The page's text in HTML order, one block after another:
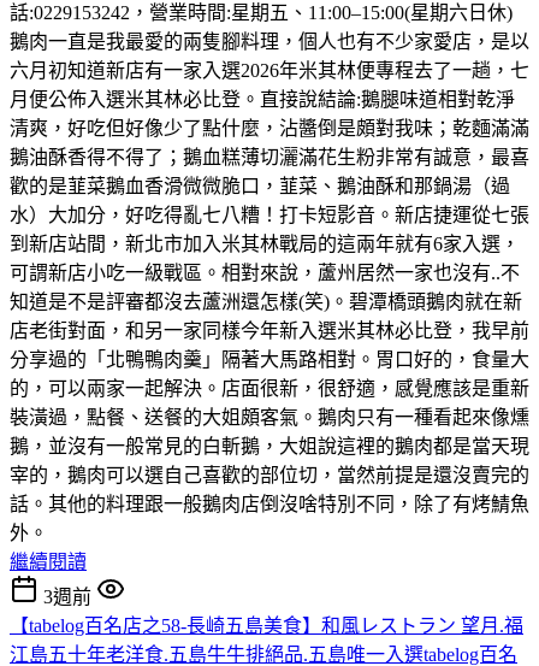
話:0229153242，營業時間:星期五、11:00–15:00(星期六日休)
鵝肉一直是我最愛的兩隻腳料理，個人也有不少家愛店，是以
六月初知道新店有一家入選2026年米其林便專程去了一趟，七
月便公佈入選米其林必比登。直接說結論:鵝腿味道相對乾淨
清爽，好吃但好像少了點什麼，沾醬倒是頗對我味；乾麵滿滿
鵝油酥香得不得了；鵝血糕薄切灑滿花生粉非常有誠意，最喜
歡的是韮菜鵝血香滑微微脆口，韮菜、鵝油酥和那鍋湯（過
水）大加分，好吃得亂七八糟！打卡短影音。新店捷運從七張
到新店站間，新北市加入米其林戰局的這兩年就有6家入選，
可謂新店小吃一級戰區。相對來說，蘆州居然一家也沒有..不
知道是不是評審都沒去蘆洲還怎樣(笑)。碧潭橋頭鵝肉就在新
店老街對面，和另一家同樣今年新入選米其林必比登，我早前
分享過的「北鴨鴨肉羹」隔著大馬路相對。胃口好的，食量大
的，可以兩家一起解決。店面很新，很舒適，感覺應該是重新
裝潢過，點餐、送餐的大姐頗客氣。鵝肉只有一種看起來像燻
鵝，並沒有一般常見的白斬鵝，大姐說這裡的鵝肉都是當天現
宰的，鵝肉可以選自己喜歡的部位切，當然前提是還沒賣完的
話。其他的料理跟一般鵝肉店倒沒啥特別不同，除了有烤鯖魚
外。
繼續閱讀
3週前
【tabelog百名店之58-長崎五島美食】和風レストラン 望月.福
江島五十年老洋食.五島牛牛排絕品.五島唯一入選tabelog百名